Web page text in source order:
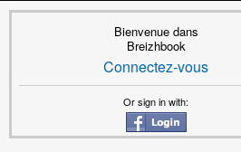
Bienvenue dans
Breizhbook
Connectez-vous
Or sign in with: